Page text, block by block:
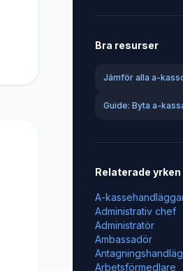
Bra resurser
Jämför alla a-
Guide: Byta a-
Relaterade yrken
A-
Administrativ chef
Administratör
Ambassadör
Arbetsförmedlare